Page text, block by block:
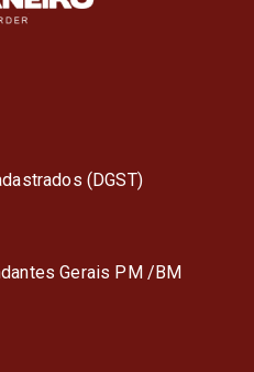
(DGST)
Gerais PM /BM